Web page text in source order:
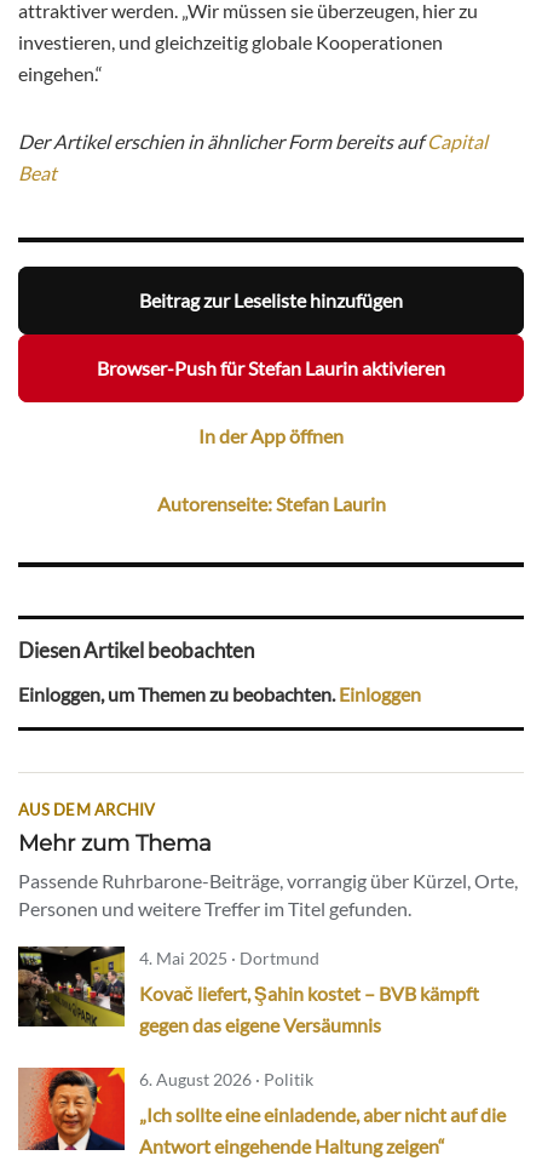
attraktiver werden. „Wir müssen sie überzeugen, hier zu
investieren, und gleichzeitig globale Kooperationen
eingehen.“
Der Artikel erschien in ähnlicher Form bereits aufCapital
Beat
Beitrag zur Leseliste hinzufügen
Browser-Push für Stefan Laurin aktivieren
In der App öffnen
Autorenseite: Stefan Laurin
Diesen Artikel beobachten
Einloggen, um Themen zu beobachten.Einloggen
AUS DEM ARCHIV
Mehr zum Thema
Passende Ruhrbarone-Beiträge, vorrangig über Kürzel, Orte,
Personen und weitere Treffer im Titel gefunden.
4. Mai 2025 · Dortmund
Kovač liefert, Şahin kostet – BVB kämpft
gegen das eigene Versäumnis
6. August 2026 · Politik
„Ich sollte eine einladende, aber nicht auf die
Antwort eingehende Haltung zeigen“